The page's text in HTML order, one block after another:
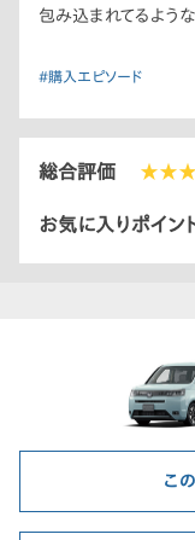
包み込まれてるよう
#購入エピソード
総合評価
お気に入りポイン
こ